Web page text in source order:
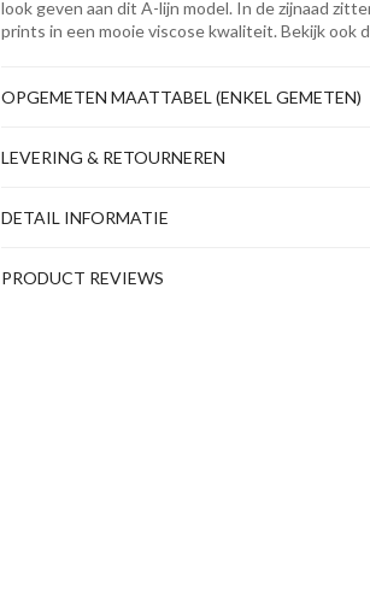
look geven aan dit A-lijn model. In de zijnaad
prints in een mooie viscose kwaliteit. Bekijk ook
OPGEMETEN MAATTABEL (ENKEL GEMETEN)
LEVERING & RETOURNEREN
DETAIL INFORMATIE
PRODUCT REVIEWS